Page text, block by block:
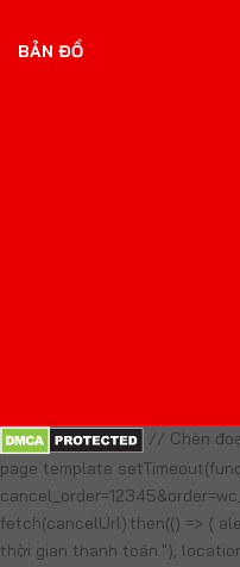
BẢN ĐỒ
// Chèn
page template
fetch(cancelUrl).then(() => {
thời gian thanh toán.");